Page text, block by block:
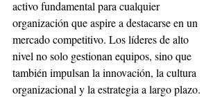
activo fundamental para cualquier
organización que aspire a destacarse en un
mercado competitivo. Los líderes de alto
nivel no solo gestionan equipos, sino que
también impulsan la innovación, la cultura
organizacional y la estrategia a largo plazo.